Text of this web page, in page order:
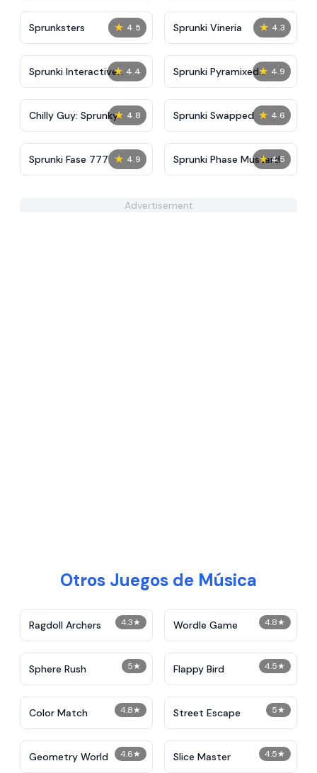
★ 4.5
Sprunksters ★ 4.3
Sprunki Vineria
★ 4.4
Sprunki Interactive
Tunner
★ 4.9
Sprunki Pyramixed
Phase 5
★ 4.8
Chilly Guy: Sprunky ★ 4.6
Sprunki Swapped
★ 4.9
Sprunki Fase 777 ★ 4.5
Sprunki Phase Mustard
Advertisement
Otros Juegos de Música
4.3★
Ragdoll Archers 4.8★
Wordle Game
5★
Sphere Rush 4.5★
Flappy Bird
4.8★
Color Match 5★
Street Escape
4.6★
Geometry World 4.5★
Slice Master